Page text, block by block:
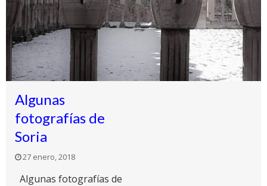
Algunas
fotografías de
Soria
27 enero, 2018
Algunas fotografías de